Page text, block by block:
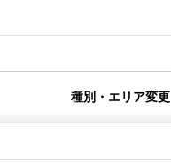
種別・エリア変更